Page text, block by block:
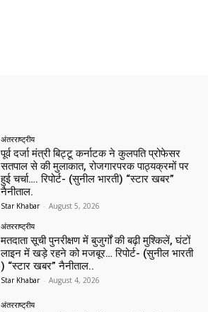
अंतरराष्ट्रीय
पूर्व दर्जा मंत्री बिट्टू कर्नाटक ने कुलपति प्रोफेसर
सतपाल से की मुलाकात, रोजगारपरक पाठ्यक्रमों पर
हुई चर्चा…. रिपोर्ट- (सुनील भारती) “स्टार खबर”
नैनीताल.
Star Khabar - August 5, 2026
अंतरराष्ट्रीय
मतदाता सूची पुनरीक्षण में बुजुर्गों की बढ़ी मुश्किलें, घंटों
लाइन में खड़े रहने को मजबूर… रिपोर्ट- (सुनील भारती
) “स्टार खबर” नैनीताल..
Star Khabar - August 4, 2026
अंतरराष्ट्रीय